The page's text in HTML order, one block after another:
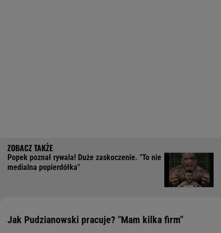
Popek poznał rywala! Duże zaskoczenie. "To nie
medialna popierdółka"
Jak Pudzianowski pracuje? "Mam kilka firm"